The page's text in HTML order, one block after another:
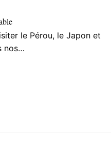
le Pérou, le Japon et
nos…